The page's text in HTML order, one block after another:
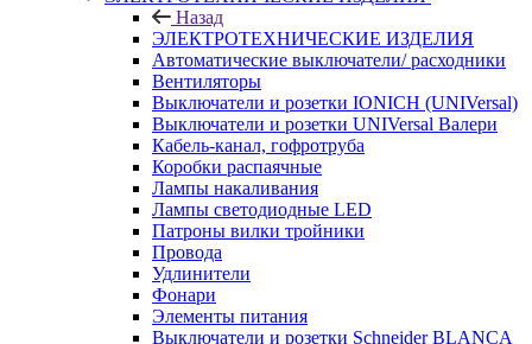
Назад
ЭЛЕКТРОТЕХНИЧЕСКИЕ ИЗДЕЛИЯ
Автоматические выключатели/ расходники
Вентиляторы
Выключатели и розетки IONICH (UNIVersal)
Выключатели и розетки UNIVersal Валери
Кабель-канал, гофротруба
Коробки распаячные
Лампы накаливания
Лампы светодиодные LED
Патроны вилки тройники
Провода
Удлинители
Фонари
Элементы питания
Выключатели и розетки Schneider BLANCA